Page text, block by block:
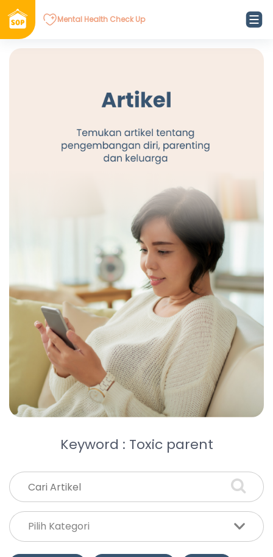
Mental Health Check Up
Keyword : Toxic parent